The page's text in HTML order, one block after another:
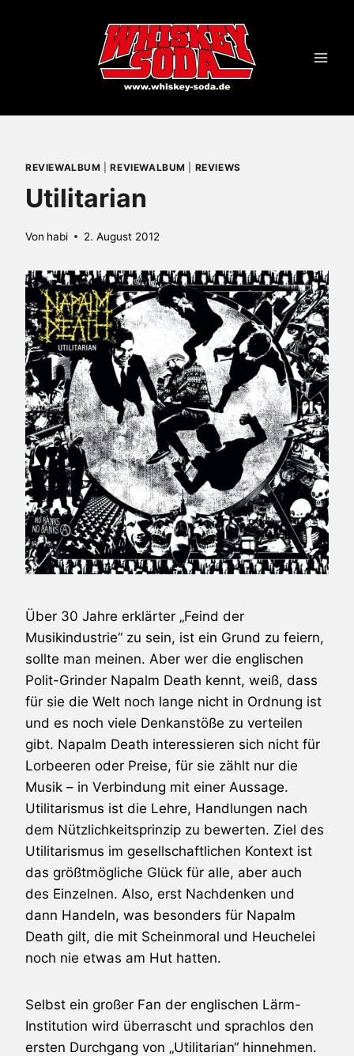
REVIEWALBUM |REVIEWALBUM REVIEWS
Utilitarian
Von habi 2. August 2012
Über 30 Jahre erklärter „Feind der
Musikindustrie“ zu sein, ist ein Grund zu feiern,
sollte man meinen. Aber wer die englischen
Polit-Grinder Napalm Death kennt, weiß, dass
für sie die Welt noch lange nicht in Ordnung ist
und es noch viele Denkanstöße zu verteilen
gibt. Napalm Death interessieren sich nicht für
Lorbeeren oder Preise, für sie zählt nur die
Musik – in Verbindung mit einer Aussage.
Utilitarismus ist die Lehre, Handlungen nach
dem Nützlichkeitsprinzip zu bewerten. Ziel des
Utilitarismus im gesellschaftlichen Kontext ist
das größtmögliche Glück für alle, aber auch
des Einzelnen. Also, erst Nachdenken und
dann Handeln, was besonders für Napalm
Death gilt, die mit Scheinmoral und Heuchelei
noch nie etwas am Hut hatten.
Selbst ein großer Fan der englischen Lärm-
Institution wird überrascht und sprachlos den
ersten Durchgang von „Utilitarian“ hinnehmen.